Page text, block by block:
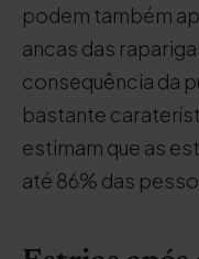
podem também
ancas das
consequência da
bastante
estimam que as
até 86% das